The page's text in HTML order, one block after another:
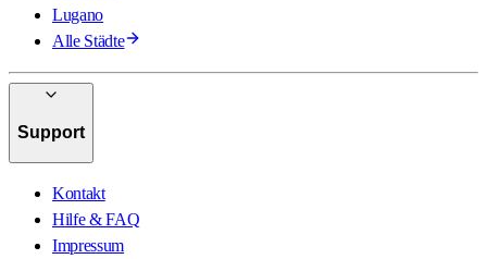
Lugano
Alle Städte
Support
Kontakt
Hilfe & FAQ
Impressum